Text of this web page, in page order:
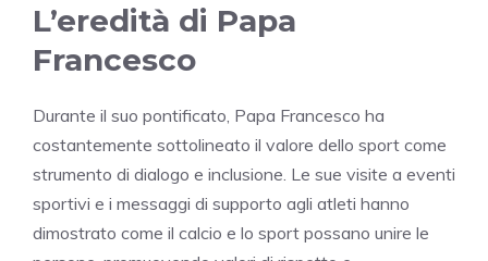
L’eredità di Papa
Francesco
Durante il suo pontificato, Papa Francesco ha
costantemente sottolineato il valore dello sport come
strumento di dialogo e inclusione. Le sue visite a eventi
sportivi e i messaggi di supporto agli atleti hanno
dimostrato come il calcio e lo sport possano unire le